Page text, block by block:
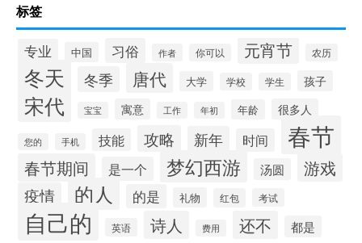
标签
专业 中国 习俗 作者 你可以 元宵节 农历
冬天 冬季 唐代 大学 学校 学生 孩子
宋代 宝宝 寓意 工作 年初 年龄 很多人
您的 手机 技能 攻略 新年 时间 春节
春节期间 是一个 梦幻西游 汤圆 游戏
疫情 的人 的是 礼物 红包 考试
自己的 英语 诗人 费用 还不 都是